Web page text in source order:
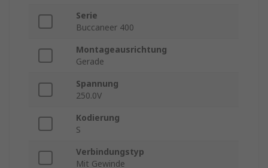
Serie
Buccaneer 400
Montageausrichtung
Gerade
Spannung
250.0V
Kodierung
S
Verbindungstyp
Mit Gewinde